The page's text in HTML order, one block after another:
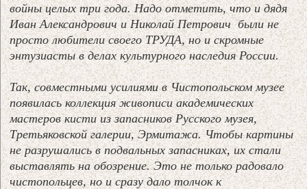
войны целых три года. Надо отметить, что и дядя
Иван Александрович и Николай Петрович были не
просто любители своего ТРУДА, но и скромные
энтузиасты в делах культурного наследия России.
Так, совместными усилиями в Чистопольском музее
появилась коллекция живописи академических
мастеров кисти из запасников Русского музея,
Третьяковской галерии, Эрмитажа. Чтобы картины
не разрушались в подвальных запасниках, их стали
выставлять на обозрение. Это не только радовало
чистопольцев, но и сразу дало толчок к